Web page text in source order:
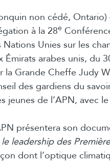
non cédé, Ontario)
à la 28e
Unies sur les
Émirats arabes unis, du
Grande Cheffe Judy
des gardiens du
jeunes de l’APN, avec
présentera son
leadership des
dont l’optique